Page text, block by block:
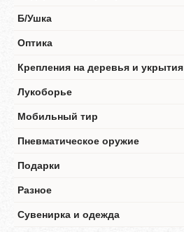
Б/Ушка
Оптика
Крепления на деревья и укрытия
Лукоборье
Мобильный тир
Пневматическое оружие
Подарки
Разное
Сувенирка и одежда